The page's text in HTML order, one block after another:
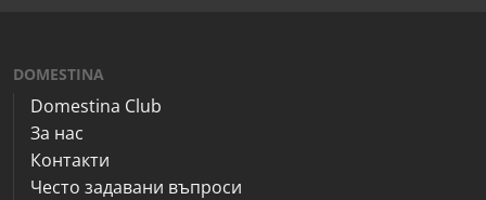
DOMESTINA
Domestina Club
За нас
Контакти
Често задавани въпроси